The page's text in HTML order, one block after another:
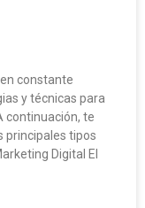
constante
y técnicas para
continuación, te
principales tipos
Digital El